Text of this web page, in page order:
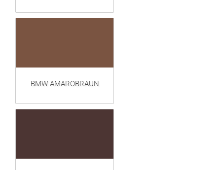
BMW AMAROBRAUN